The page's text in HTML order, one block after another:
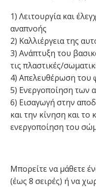
1) Λειτουργία και
αναπνοής
2) Καλλιέργεια της
3) Ανάπτυξη του
τις πλαστικές/
4) Απελευθέρωση του
5) Ενεργοποίηση των
6) Εισαγωγή στην
και την κίνηση και το
ενεργοποίηση του
Μπορείτε να μάθετε
(έως 8 σειρές) ή να